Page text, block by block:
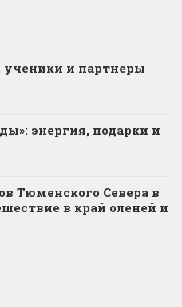
и партнеры
энергия, подарки и
Тюменского Севера в
в край оленей и